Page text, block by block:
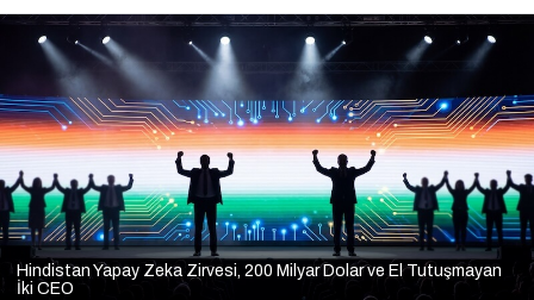
Hindistan Yapay Zeka Zirvesi, 200 Milyar Dolar ve El Tutuşmayan
İki CEO